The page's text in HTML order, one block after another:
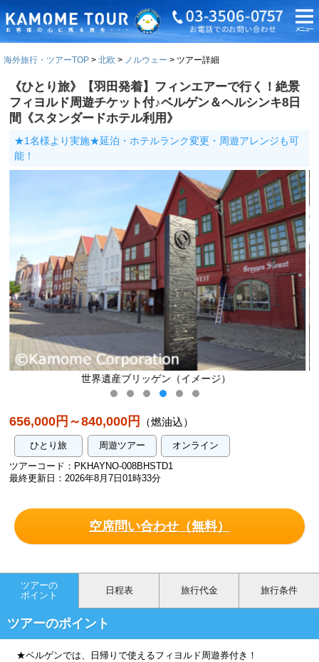
海外旅行・ツアーTOP 北欧 ノルウェー ツアー詳細
《ひとり旅》【羽田発着】フィンエアーで行く！絶景
フィヨルド周遊チケット付♪ベルゲン＆ヘルシンキ8日
間《スタンダードホテル利用》
★1名様より実施★延泊・ホテルランク変更・周遊アレンジも可
能！
ヘルシンキ｜テンペリアウキオ教
656,000円～840,000円 （燃油込）
ひとり旅 周遊ツアー
オンライン
ツアーコード：PKHAYNO-008BHSTD1
最終更新日：2026年8月7日01時33分
空席問い合わせ（無料）
ツアーの
ポイント
日程表 旅行代金 旅行条件
ツアーのポイント
★ベルゲンでは、日帰りで使えるフィヨルド周遊券付き！